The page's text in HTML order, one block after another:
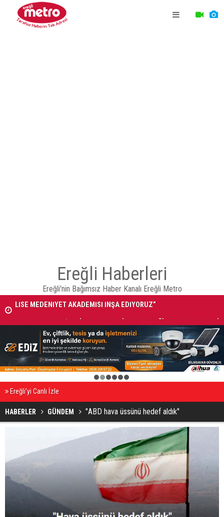
Ereğli Haberleri
Ereğli'nin Bağımsız Haber Kanalı Ereğli Metro
BAŞKAN ALTAY: “GELİN, SADECE MİDELERE DEĞİL, RUHLARA DA
EDEN KONYA’DA, LEZZETİN BAŞKENTİNDE BULUŞALIM”
2 3 4 5 6
Ereğli’yi Canlı İzle
HABERLER GÜNDEM "ABD hava üssünü hedef aldık"